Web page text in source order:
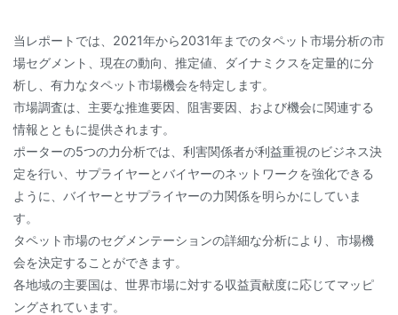
当レポートでは、2021年から2031年までのタペット市場分析の市
場セグメント、現在の動向、推定値、ダイナミクスを定量的に分
析し、有力なタペット市場機会を特定します。
市場調査は、主要な推進要因、阻害要因、および機会に関連する
情報とともに提供されます。
ポーターの5つの力分析では、利害関係者が利益重視のビジネス決
定を行い、サプライヤーとバイヤーのネットワークを強化できる
ように、バイヤーとサプライヤーの力関係を明らかにしていま
す。
タペット市場のセグメンテーションの詳細な分析により、市場機
会を決定することができます。
各地域の主要国は、世界市場に対する収益貢献度に応じてマッピ
ングされています。